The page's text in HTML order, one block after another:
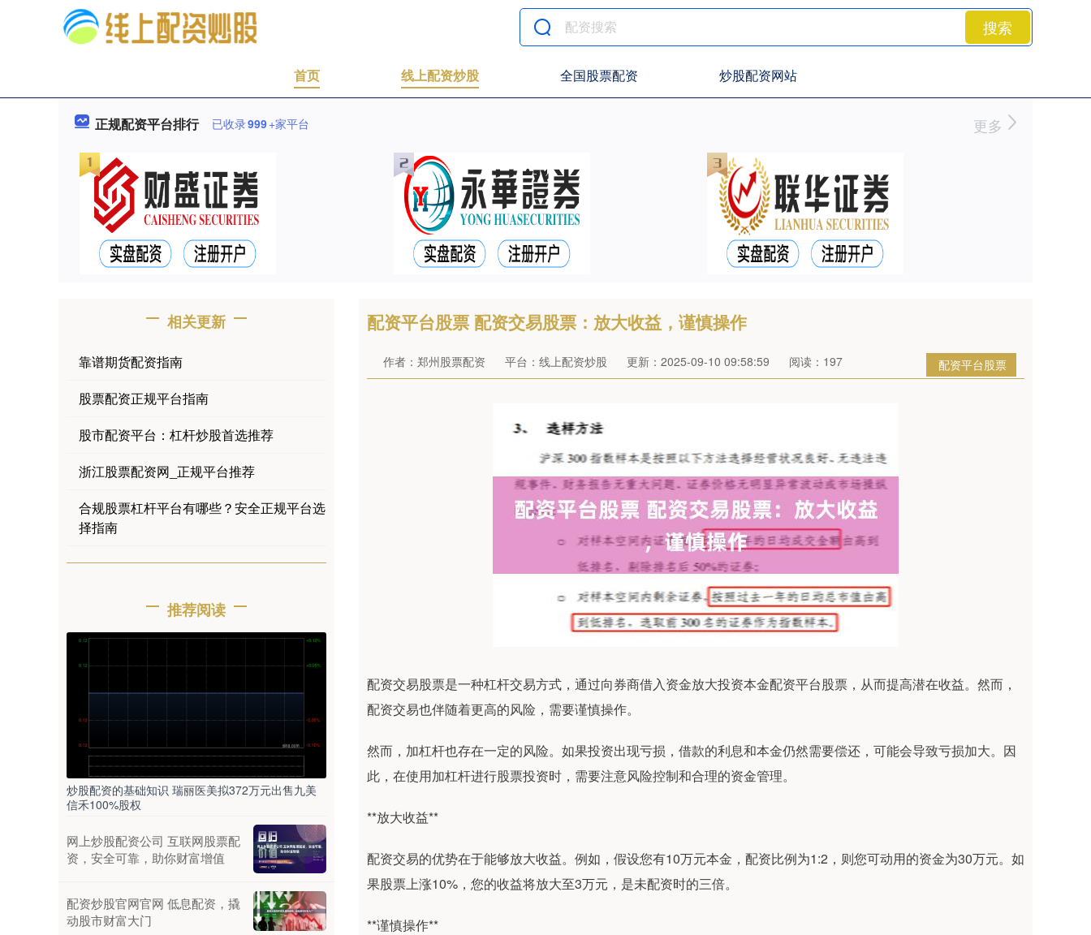
搜索
首页 线上配资炒股 全国股票配资 炒股配资网站
正规配资平台排行 已收录999+家平台 更多
配资平台股票 配资交易股票：放大收益，谨慎操作
配资平台股票
作者：郑州股票配资 平台：线上配资炒股 更新：2025-09-10 09:58:59 阅读：197
配资交易股票是一种杠杆交易方式，通过向券商借入资金放大投资本金配资平台股票，从而提高潜在收益。然而，
配资交易也伴随着更高的风险，需要谨慎操作。
然而，加杠杆也存在一定的风险。如果投资出现亏损，借款的利息和本金仍然需要偿还，可能会导致亏损加大。因
此，在使用加杠杆进行股票投资时，需要注意风险控制和合理的资金管理。
**放大收益**
配资交易的优势在于能够放大收益。例如，假设您有10万元本金，配资比例为1:2，则您可动用的资金为30万元。如
果股票上涨10%，您的收益将放大至3万元，是未配资时的三倍。
**谨慎操作**
相关更新
靠谱期货配资指南
股票配资正规平台指南
股市配资平台：杠杆炒股首选推荐
浙江股票配资网_正规平台推荐
合规股票杠杆平台有哪些？安全正规平台选
择指南
推荐阅读
炒股配资的基础知识 瑞丽医美拟372万元出售九美
信禾100%股权
网上炒股配资公司 互联网股票配
资，安全可靠，助你财富增值
配资炒股官网官网 低息配资，撬
动股市财富大门